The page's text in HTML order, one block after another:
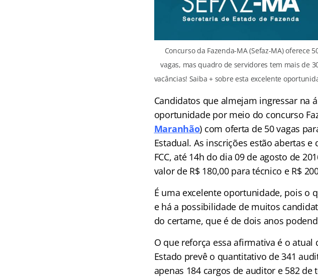
Concurso da Fazenda-MA (Sefaz-MA) oferece
vagas, mas quadro de servidores tem mais de
vacâncias! Saiba + sobre esta excelente
Candidatos que almejam ingressar na
oportunidade por meio do concurso
Maranhão) com oferta de 50 vagas
Estadual. As inscrições estão abertas
FCC, até 14h do dia 09 de agosto de
valor de R$ 180,00 para técnico e R$
É uma excelente oportunidade, pois o
e há a possibilidade de muitos
do certame, que é de dois anos
O que reforça essa afirmativa é o
Estado prevê o quantitativo de 341
apenas 184 cargos de auditor e 582